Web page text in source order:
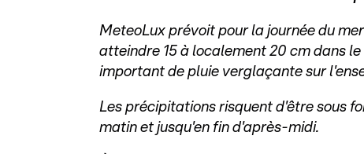
MeteoLux prévoit pour la journée du
atteindre 15 à localement 20 cm dans
important de pluie verglaçante sur
Les précipitations risquent d'être sous
matin et jusqu'en fin d'après-midi.